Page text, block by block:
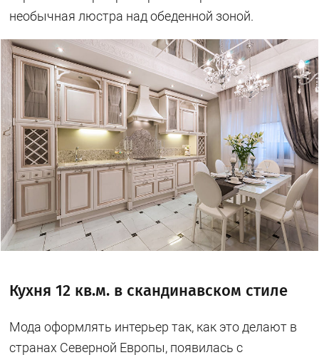
необычная люстра над обеденной зоной.
Кухня 12 кв.м. в скандинавском стиле
Мода оформлять интерьер так, как это делают в
странах Северной Европы, появилась с